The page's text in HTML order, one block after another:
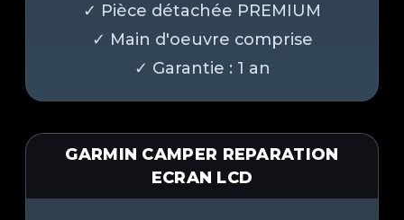
GARMIN CAMPER REPARATION
ECRAN LCD